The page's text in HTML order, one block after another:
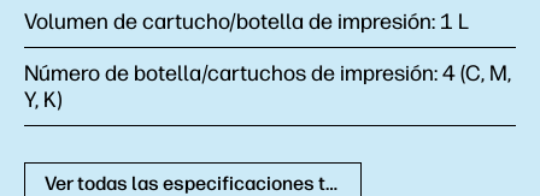
Volumen de cartucho/botella de impresión: 1 L
Número de botella/cartuchos de impresión:4 (C, M,
Y, K)
Ver todas las especificaciones técnicas